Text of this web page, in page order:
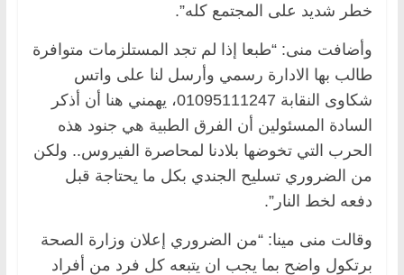
خطر شديد على المجتمع كله”.
وأضافت منى: “طبعا إذا لم تجد المستلزمات متوافرة
طالب بها الادارة رسمي وأرسل لنا على واتس
شكاوى النقابة 01095111247، يهمني هنا أن أذكر
السادة المسئولين أن الفرق الطبية هي جنود هذه
الحرب التي تخوضها بلادنا لمحاصرة الفيروس.. ولكن
من الضروري تسليح الجندي بكل ما يحتاجة قبل
دفعه لخط النار”.
وقالت منى مينا: “من الضروري إعلان وزارة الصحة
برتكول واضح بما يجب ان يتبعه كل فرد من أفراد